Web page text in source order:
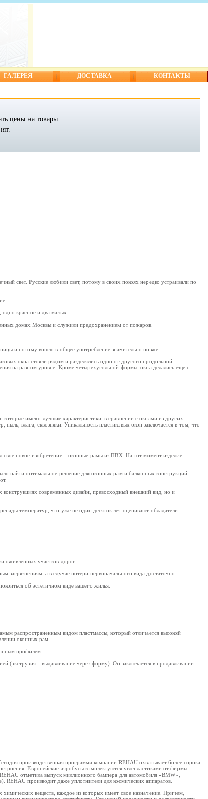
ГАЛЕРЕЯ ДОСТАВКА КОНТАКТЫ
цены на товары.
свет. Русские любили свет, потому в своих покоях нередко устраивали по
красное и два малых.
домах Москвы и служили предохранением от пожаров.
и потому вошло в общее употребление значительно позже.
окна стояли рядом и разделялись одно от другого продольной
на разном уровне. Кроме четырехугольной формы, окна делались еще с
имеют лучшие характеристики, в сравнении с окнами из других
влага, сквозняки. Уникальность пластиковых окон заключается в том, что
свое новое изобретение – оконные рамы из ПВХ. На тот момент изделие
найти оптимальное решение для оконных рам и балконных конструкций,
современных дизайн, превосходный внешний вид, но и
температур, что уже не один десяток лет оценивают обладатели
оживленных участков дорог.
загрязнениям, а в случае потери первоначального вида достаточно
об эстетичном виде вашего жилья.
распространенным видом пластмассы, который отличается высокой
оконных рам.
профилем.
(экструзия – выдавливание через форму). Он заключается в продавливании
производственная программа компании REHAU охватывает более сорока
Европейские аэробусы комплектуются углепластиками от фирмы
отметила выпуск миллионного бампера для автомобиля «BMW»,
производит даже уплотнители для космических аппаратов.
веществ, каждое из которых имеет свое назначение. Причем,